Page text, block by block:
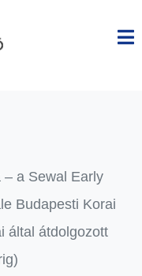
– a Sewal Early
Budapesti Korai
által átdolgozott